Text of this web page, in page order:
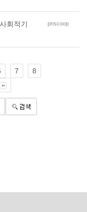
회적기
pnscoop
7
8